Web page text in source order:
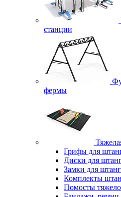
станции
фермы
Грифы для
Диски для
Замки для
Комплекты
Помосты